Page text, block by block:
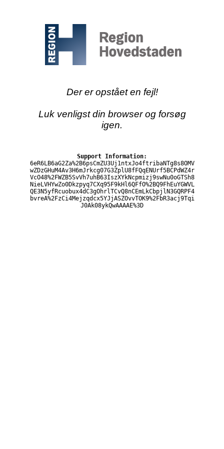
Der er opstået en fejl!
Luk venligst din browser og forsøg
igen.
Support Information:
6eR6LB6aG2Za%2B6psCmZU3Uj1ntxJo4ftribaNTg8s8OMV
wZDzGHuM4Av3H6mJrkcg07G3ZplU8fFQqENUrf5BCPdWZ4r
VcO48%2FWZB5SvVh7uhB63IszXYkNcpmizj9swNu0oGTSh8
NieLVHYwZo0Dkzpyq7CXq95F9kHl6QFfO%2BQ9FhEuYGWVL
QE3N5yfRcuobux4dC3gOhrlTCvQ8nCEmLkCbpjlN3GQRPF4
bvreA%2FzCi4Mejzqdcx5YJjASZOvvTOK9%2FbR3acj9Tqi
J0Ak08ykQwAAAAE%3D